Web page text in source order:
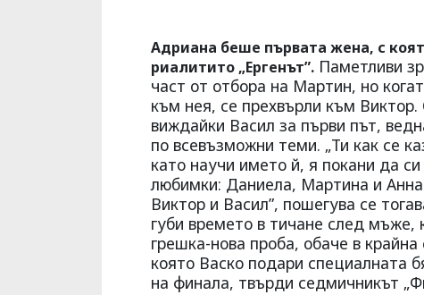
Адриана беше първата жена, с
риалитито „Ергенът”. Паметливи
част от отбора на Мартин, но
към нея, се прехвърли към
виждайки Васил за първи път,
по всевъзможни теми. „Ти как се
като научи името й, я покани да
любимки: Даниела, Мартина и
Виктор и Васил”, пошегува се
губи времето в тичане след мъже,
грешка-нова проба, обаче в
която Васко подари специалната
на финала, твърди седмичникът